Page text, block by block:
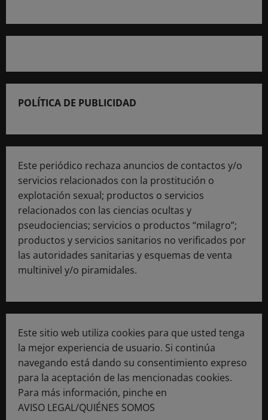
POLÍTICA DE PUBLICIDAD
Este periódico rechaza anuncios de contactos y/o
servicios relacionados con la prostitución o
explotación sexual; productos o servicios
relacionados con las ciencias ocultas y
pseudociencias; servicios o productos “milagro”;
productos y servicios sanitarios no verificados por
las autoridades sanitarias y esquemas de venta
multinivel y/o piramidales.
Este sitio web utiliza cookies para que usted tenga
la mejor experiencia de usuario. Si continúa
navegando está dando su consentimiento expreso
para la aceptación de las mencionadas cookies.
Para más información, pinche en
AVISO LEGAL/QUIÉNES SOMOS